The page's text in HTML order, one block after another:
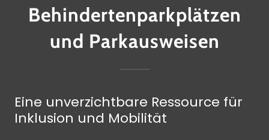
Behindertenparkplätzen
und Parkausweisen
Eine unverzichtbare Ressource für
Inklusion und Mobilität